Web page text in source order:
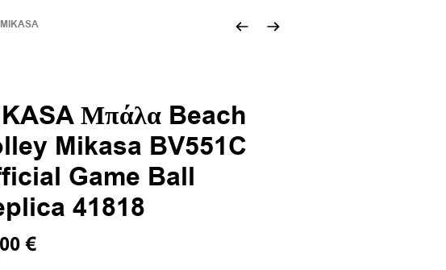
Μπάλα Beach
Mikasa BV551C
Game Ball
41818
€